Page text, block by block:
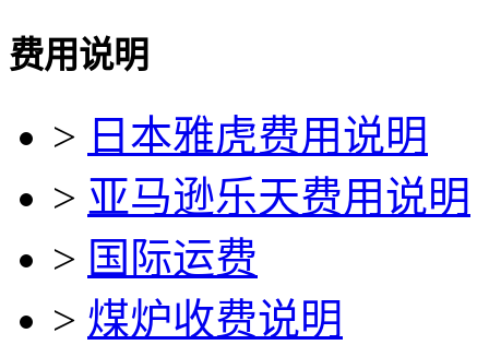
费用说明
> 日本雅虎费用说明
> 亚马逊乐天费用说明
> 国际运费
> 煤炉收费说明